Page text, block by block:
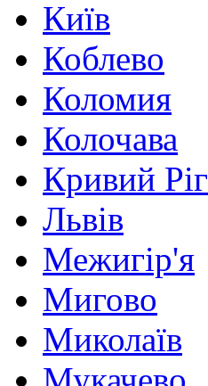
Київ
Коблево
Коломия
Колочава
Кривий Ріг
Львів
Межигір'я
Мигово
Миколаїв